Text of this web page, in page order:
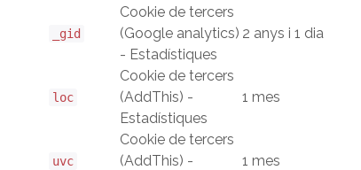
_gid
Cookie de tercers
(Google analytics)
- Estadístiques
2 anys i 1 dia
loc
Cookie de tercers
(AddThis) -
Estadístiques
1 mes
uvc
Cookie de tercers
(AddThis) -
1 mes